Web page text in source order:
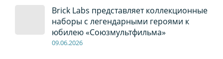
Brick Labs представляет коллекционные
наборы с легендарными героями к
юбилею «Союзмультфильма»
09.06.2026